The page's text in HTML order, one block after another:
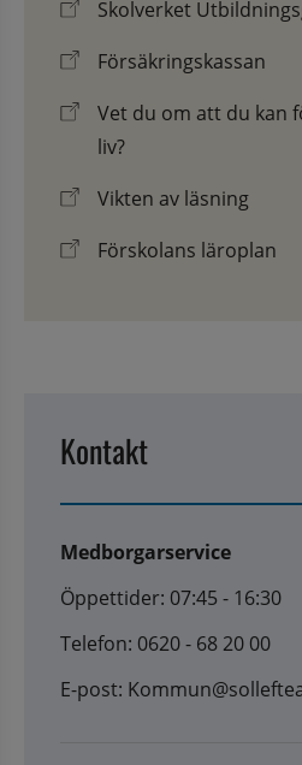
Skolverket
Försäkringskassan
Vet du om att du kan
liv?
Vikten av läsning
Förskolans läroplan
Kontakt
Medborgarservice
Öppettider: 07:45 - 16:30
Telefon: 0620 - 68 20 00
E-post: